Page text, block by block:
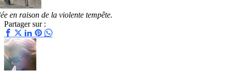
en raison de la violente tempête.
Partager sur :